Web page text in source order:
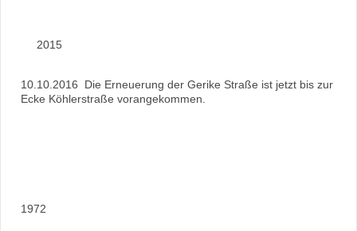
2015
10.10.2016 Die Erneuerung der Gerike Straße ist jetzt bis zur
Ecke Köhlerstraße vorangekommen.
1972